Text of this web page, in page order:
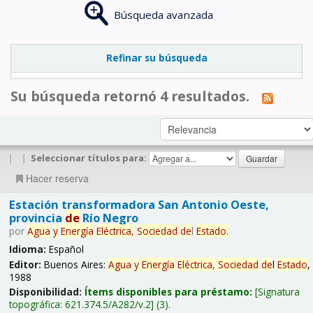
Búsqueda avanzada
Refinar su búsqueda
Su búsqueda retornó 4 resultados.
| | Seleccionar títulos para:
Hacer reserva
Estación transformadora San Antonio Oeste,
provincia deRío Negro
por Agua y Energía Eléctrica, Sociedad del Estado.
Idioma: Español
Editor: Buenos Aires: Agua y Energía Eléctrica, Sociedad del Estado,
1988
Disponibilidad: Ítems disponibles para préstamo: Signatura
topográfica: 621.374.5/A282/v.2 (3).